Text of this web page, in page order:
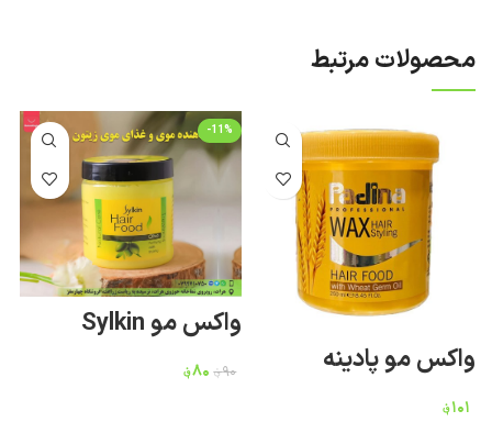
محصولات مرتبط
واکس مو پادینه
۱۰۱؋
-11%
واکس مو Sylkin
۹۰؋ ۸۰؋